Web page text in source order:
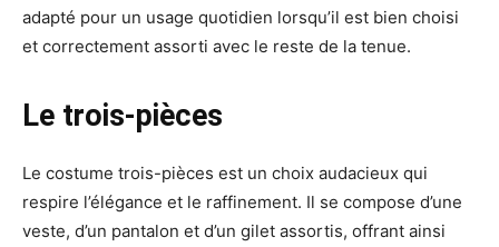
adapté pour un usage quotidien lorsqu’il est bien choisi
et correctement assorti avec le reste de la tenue.
Le trois-pièces
Le costume trois-pièces est un choix audacieux qui
respire l’élégance et le raffinement. Il se compose d’une
veste, d’un pantalon et d’un gilet assortis, offrant ainsi